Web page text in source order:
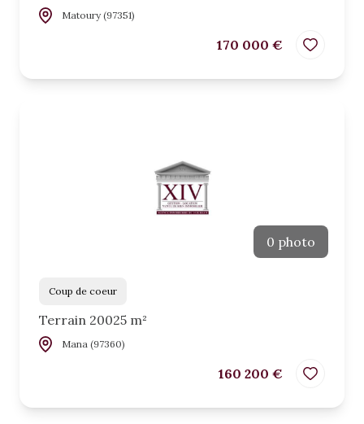
Matoury (97351)
170 000 €
0 photo
Coup de coeur
Terrain 20025 m²
Mana (97360)
160 200 €